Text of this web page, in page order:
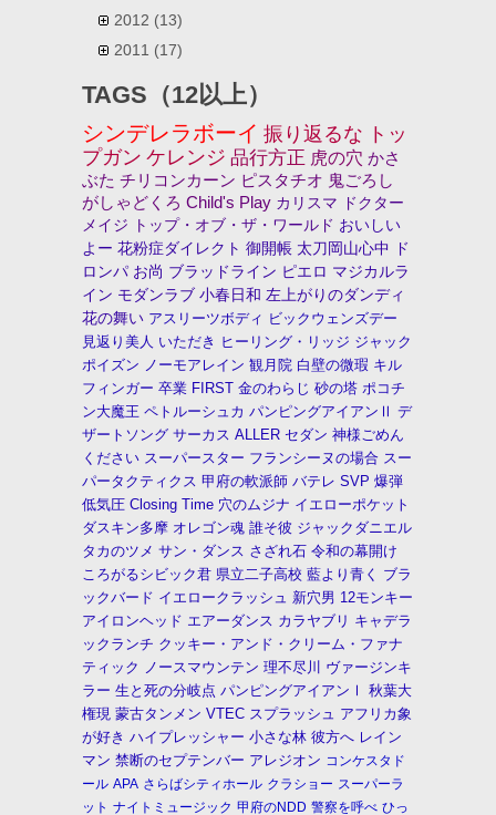
2012 (13)
2011 (17)
TAGS（12以上）
シンデレラボーイ 振り返るな トッ
プガン ケレンジ 品行方正 虎の穴 かさ
ぶた チリコンカーン ピスタチオ 鬼ごろし
がしゃどくろ Child's Play カリスマ
ドクター
メイジ
トップ・オブ・ザ・ワールド おいしい
よー 花粉症ダイレクト 御開帳 太刀岡山心中
ド
ロンパ お尚 ブラッドライン ピエロ マジカルラ
イン モダンラブ 小春日和 左上がりのダンディ
花の舞い アスリーツボディ ビックウェンズデー
見返り美人 いただき ヒーリング・リッジ ジャック
ポイズン ノーモアレイン 観月院 白壁の微瑕 キル
フィンガー 卒業 FIRST 金のわらじ 砂の塔 ポコチ
ン大魔王 ペトルーシュカ パンピングアイアンⅡ デ
ザートソング サーカス ALLER セダン 神様ごめん
ください スーパースター フランシーヌの場合 スー
パータクティクス 甲府の軟派師 バテレ SVP 爆弾
低気圧 Closing Time 穴のムジナ イエローポケット
ダスキン多摩 オレゴン魂 誰そ彼 ジャックダニエル
タカのツメ サン・ダンス さざれ石 令和の幕開け
ころがるシビック君 県立二子高校 藍より青く ブラ
ックバード イエロークラッシュ 新穴男 12モンキー
アイロンヘッド エアーダンス カラヤブリ キャデラ
ックランチ クッキー・アンド・クリーム・ファナ
ティック
ノースマウンテン 理不尽川
ヴァージンキ
ラー 生と死の分岐点 パンピングアイアンⅠ
秋葉大
権現 蒙古タンメン VTEC スプラッシュ アフリカ象
が好き ハイプレッシャー 小さな林 彼方へ レイン
マン 禁断のセプテンバー アレジオン コンケスタド
ール APA さらばシティホール クラショー スーパーラ
ット ナイトミュージック 甲府のNDD 警察を呼べ ひっ